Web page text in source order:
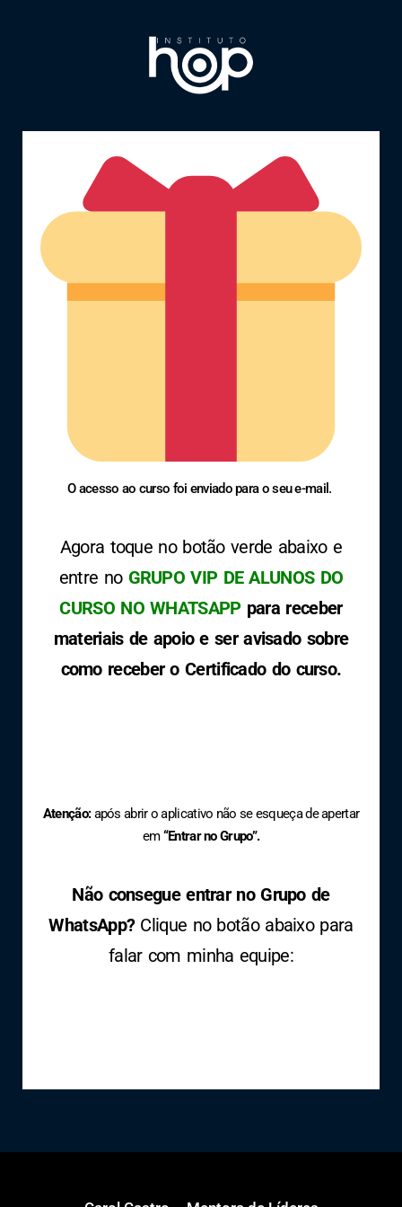
O acesso ao curso foi enviado para o seu e-mail.
Agora toque no botão verde abaixo e
entre no GRUPO VIP DE ALUNOS DO
CURSO NO WHATSAPP para receber
materiais de apoio e ser avisado sobre
como receber o Certificado do curso.
Atenção:após abrir o aplicativo não se esqueça de apertar
em“Entrar no Grupo”.
Não consegue entrar no Grupo de
WhatsApp?Clique no botão abaixo para
falar com minha equipe: